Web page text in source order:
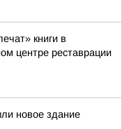
книги в
центре реставрации
новое здание